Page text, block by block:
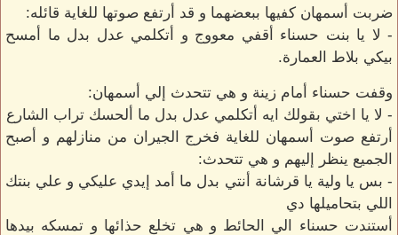
ضربت أسمهان كفيها ببعضهما و قد أرتفع صوتها للغاية قائله:
- لا يا بنت حسناء أقفي معووج و أتكلمي عدل بدل ما أمسح
بيكي بلاط العمارة.
وقفت حسناء أمام زينة و هي تتحدث إلي أسمهان:
- لا يا اختي بقولك ايه أتكلمي عدل بدل ما ألحسك تراب الشارع
أرتفع صوت أسمهان للغاية فخرج الجيران من منازلهم و أصبح
الجميع ينظر إليهم و هي تتحدث:
- بس يا ولية يا قرشانة أنتي بدل ما أمد إيدي عليكي و علي بنتك
اللي بتحاميلها دي
أستندت حسناء الي الحائط و هي تخلع حذائها و تمسكه بيدها